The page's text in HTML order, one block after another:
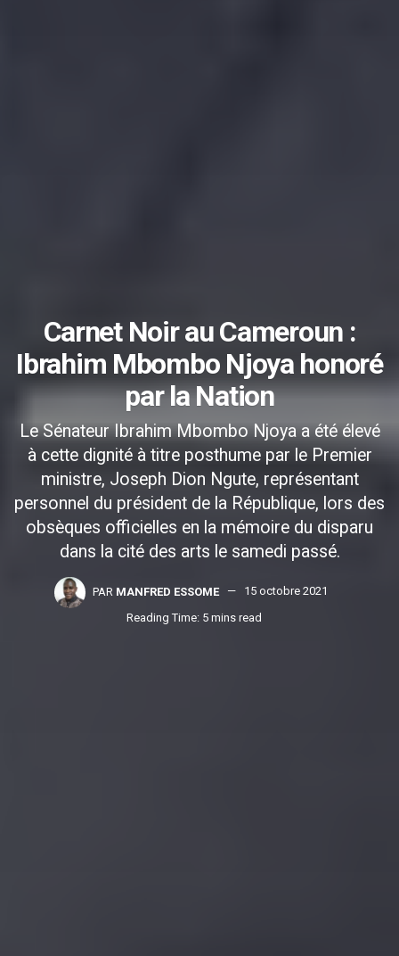
Carnet Noir au Cameroun :
Ibrahim Mbombo Njoya honoré
par la Nation
Le Sénateur Ibrahim Mbombo Njoya a été élevé
à cette dignité à titre posthume par le Premier
ministre, Joseph Dion Ngute, représentant
personnel du président de la République, lors des
obsèques officielles en la mémoire du disparu
dans la cité des arts le samedi passé.
PAR MANFRED ESSOME
15 octobre 2021
Reading Time: 5 mins read